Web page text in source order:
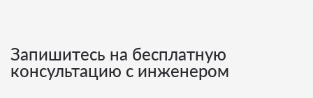
Запишитесь на бесплатную
консультацию с инженером